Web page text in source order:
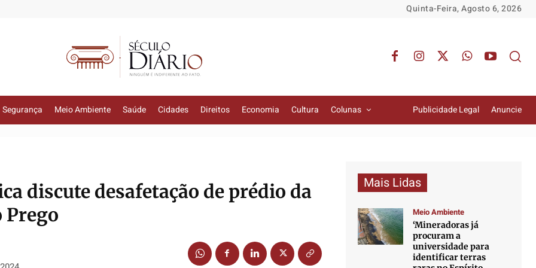
Quinta-Feira, Agosto 6, 2026
Segurança Meio Ambiente Saúde Cidades Direitos Economia Cultura Colunas Publicidade Legal Anuncie
discute desafetação de prédio da
Prego
Mais Lidas
Meio Ambiente
‘Mineradoras já
procuram a
universidade para
identificar terras